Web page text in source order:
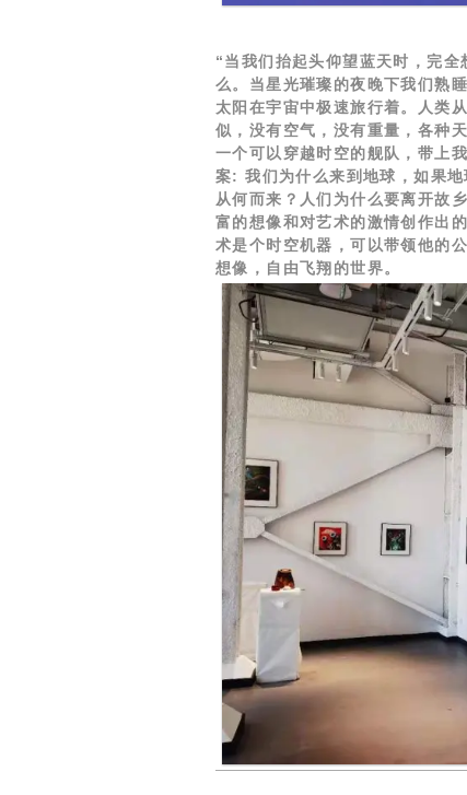
“当我们抬起头仰望蓝天时，完
么。当星光璀璨的夜晚下我们熟
太阳在宇宙中极速旅行着。人类
似，没有空气，没有重量，各种
一个可以穿越时空的舰队，带上
案: 我们为什么来到地球，如果
从何而来？人们为什么要离开故
富的想像和对艺术的激情创作出
术是个时空机器，可以带领他的
想像，自由飞翔的世界。